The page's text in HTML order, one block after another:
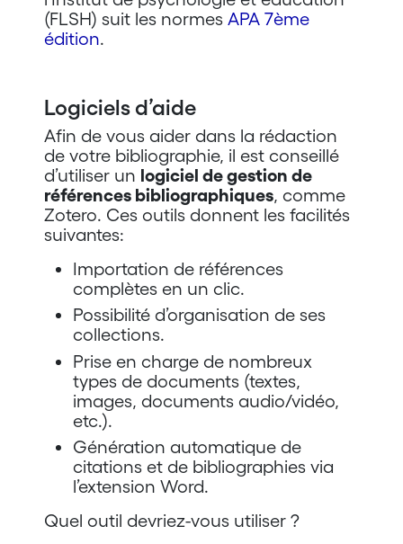
(FLSH) suit les normes APA 7ème
édition.
Logiciels d’aide
Afin de vous aider dans la rédaction
de votre bibliographie, il est conseillé
d’utiliser un logiciel de gestion de
références bibliographiques, comme
Zotero. Ces outils donnent les facilités
suivantes:
Importation de références
complètes en un clic.
Possibilité d’organisation de ses
collections.
Prise en charge de nombreux
types de documents (textes,
images, documents audio/vidéo,
etc.).
Génération automatique de
citations et de bibliographies via
l’extension Word.
Quel outil devriez-vous utiliser ?